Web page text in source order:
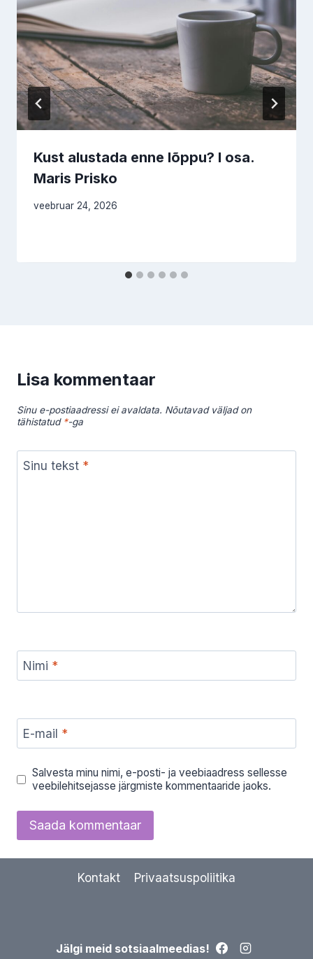
Kust alustada enne lõppu? I osa.
Maris Prisko
veebruar 24, 2026
Lisa kommentaar
Sinu e-postiaadressi ei avaldata. Nõutavad väljad on
tähistatud *-ga
Sinu tekst *
Nimi *
E-mail *
Salvesta minu nimi, e-posti- ja veebiaadress sellesse
veebilehitsejasse järgmiste kommentaaride jaoks.
Kontakt Privaatsuspoliitika
Jälgi meid sotsiaalmeedias!